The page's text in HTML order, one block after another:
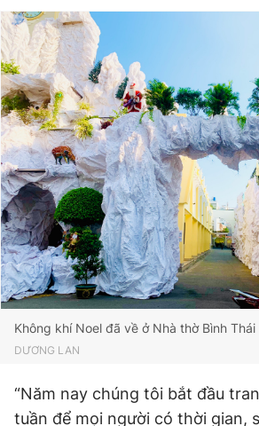
Không khí Noel đã về ở Nhà thờ Bình Thái
DƯƠNG LAN
“Năm nay chúng tôi bắt đầu
tuần để mọi người có thời gian,